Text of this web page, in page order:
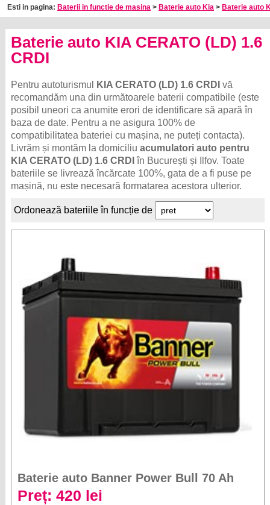
Esti in pagina: Baterii in functie de masina > Baterie auto Kia > Baterie auto
Baterie auto KIA CERATO (LD) 1.6
CRDI
Pentru autoturismul KIA CERATO (LD) 1.6 CRDI vă
recomandăm una din următoarele baterii compatibile (este
posibil uneori ca anumite erori de identificare să apară în
baza de date. Pentru a ne asigura 100% de
compatibilitatea bateriei cu mașina, ne puteți contacta).
Livrăm și montăm la domiciliuacumulatori auto pentru
KIA CERATO (LD) 1.6 CRDI în București și Ilfov. Toate
bateriile se livrează încărcate 100%, gata de a fi puse pe
mașină, nu este necesară formatarea acestora ulterior.
Ordonează bateriile în funcție de
Baterie auto Banner Power Bull 70 Ah
Preț: 420 lei